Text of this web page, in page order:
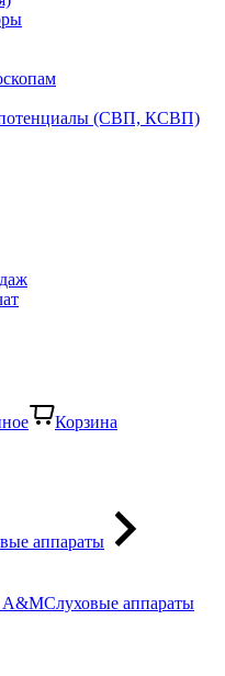
(СВП, КСВП)
Корзина
аппараты
Слуховые аппараты